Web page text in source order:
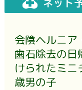
会陰ヘルニア
歯石除去の日
けられたミニ
歳男の子